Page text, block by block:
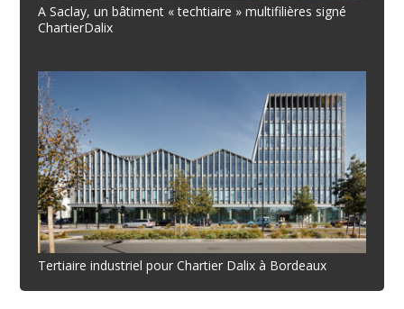
A Saclay, un bâtiment « techtiaire » multifilières signé
ChartierDalix
Tertiaire industriel pour Chartier Dalix à Bordeaux